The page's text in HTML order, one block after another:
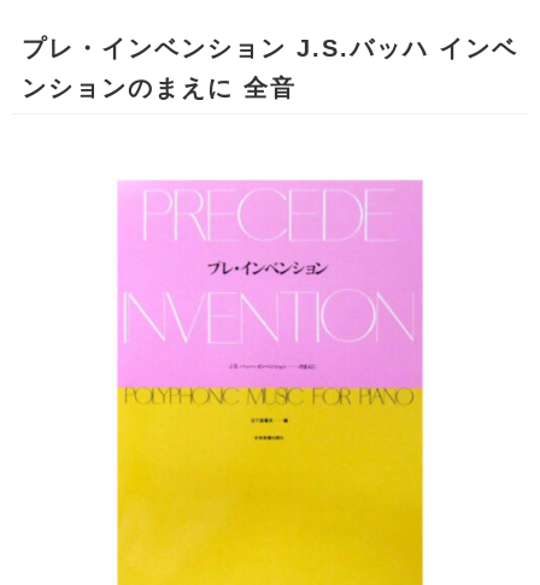
プレ・インベンション J.S.バッハ インベ
ンションのまえに 全音